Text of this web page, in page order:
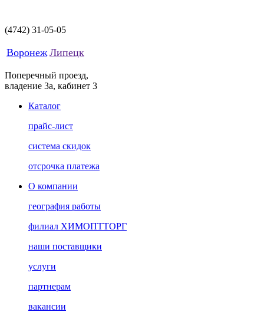
(4742) 31-05-05
Воронеж Липецк
Поперечный проезд,
владение 3а, кабинет 3
Каталог
прайс-лист
система скидок
отсрочка платежа
О компании
география работы
филиал ХИМОПТТОРГ
наши поставщики
услуги
партнерам
вакансии